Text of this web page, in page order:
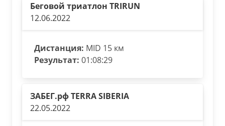
Беговой триатлон TRIRUN
12.06.2022
Дистанция: MID 15 км
Результат: 01:08:29
ЗАБЕГ.рф TERRA SIBERIA
22.05.2022